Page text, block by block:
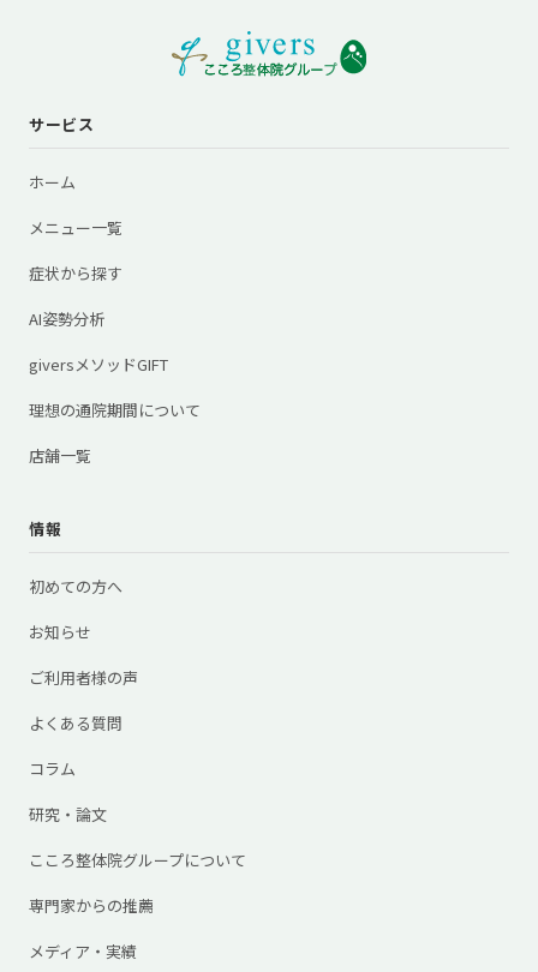
サービス
ホーム
メニュー一覧
症状から探す
AI姿勢分析
giversメソッドGIFT
理想の通院期間について
店舗一覧
情報
初めての方へ
お知らせ
ご利用者様の声
よくある質問
コラム
研究・論文
こころ整体院グループについて
専門家からの推薦
メディア・実績